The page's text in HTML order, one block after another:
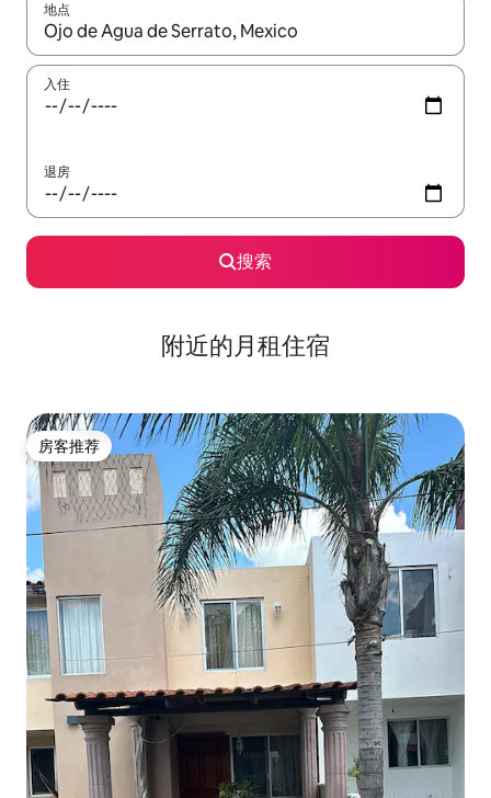
地点
如有搜索结果，请使用上下方向键查看，或通过点击或滑动手势
入住
退房
搜索
附近的月租住宿
房客推荐
房客推荐